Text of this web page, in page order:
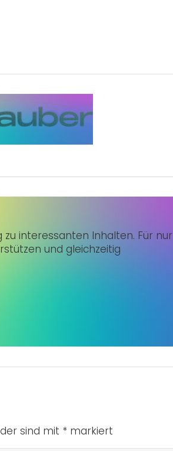
interessanten Inhalten. Für nur
und gleichzeitig
sind mit * markiert